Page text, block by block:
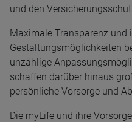
und den
Maximale Transparenz und
Gestaltungsmöglichkeiten
unzählige
schaffen darüber hinaus
persönliche Vorsorge und
Die myLife und ihre